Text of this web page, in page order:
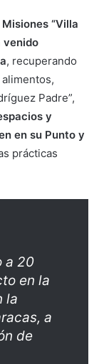
“Villa
venido
, recuperando
Padre”,
y
en su Punto y
prácticas
a 20
en la
la
a
de